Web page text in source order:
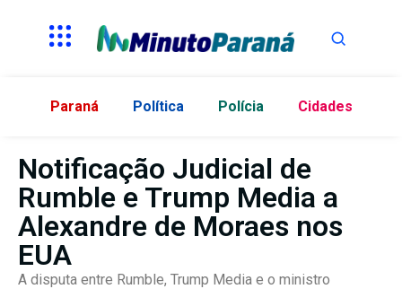
Paraná Política Polícia Cidades
Notificação Judicial de
Rumble e Trump Media a
Alexandre de Moraes nos
EUA
A disputa entre Rumble, Trump Media e o ministro